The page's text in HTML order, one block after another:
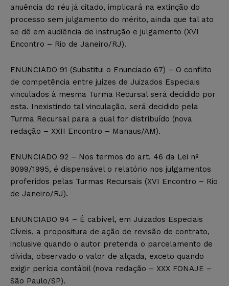
anuência do réu já citado, implicará na extinção do
processo sem julgamento do mérito, ainda que tal ato
se dê em audiência de instrução e julgamento (XVI
Encontro – Rio de Janeiro/RJ).
ENUNCIADO 91 (Substitui o Enunciado 67) – O conflito
de competência entre juízes de Juizados Especiais
vinculados à mesma Turma Recursal será decidido por
esta. Inexistindo tal vinculação, será decidido pela
Turma Recursal para a qual for distribuído (nova
redação – XXII Encontro – Manaus/AM).
ENUNCIADO 92 – Nos termos do art. 46 da Lei nº
9099/1995, é dispensável o relatório nos julgamentos
proferidos pelas Turmas Recursais (XVI Encontro – Rio
de Janeiro/RJ).
ENUNCIADO 94 – É cabível, em Juizados Especiais
Cíveis, a propositura de ação de revisão de contrato,
inclusive quando o autor pretenda o parcelamento de
dívida, observado o valor de alçada, exceto quando
exigir perícia contábil (nova redação – XXX FONAJE –
São Paulo/SP).